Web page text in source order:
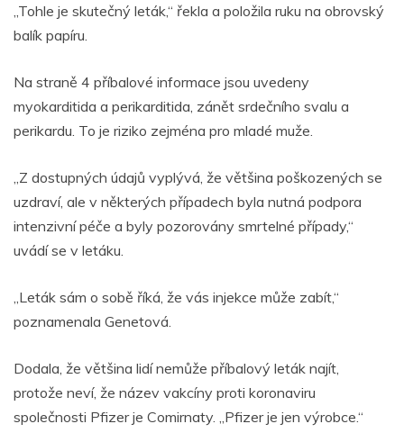
„Tohle je skutečný leták,“ řekla a položila ruku na obrovský
balík papíru.
Na straně 4 příbalové informace jsou uvedeny
myokarditida a perikarditida, zánět srdečního svalu a
perikardu. To je riziko zejména pro mladé muže.
„Z dostupných údajů vyplývá, že většina poškozených se
uzdraví, ale v některých případech byla nutná podpora
intenzivní péče a byly pozorovány smrtelné případy,“
uvádí se v letáku.
„Leták sám o sobě říká, že vás injekce může zabít,“
poznamenala Genetová.
Dodala, že většina lidí nemůže příbalový leták najít,
protože neví, že název vakcíny proti koronaviru
společnosti Pfizer je Comirnaty. „Pfizer je jen výrobce.“